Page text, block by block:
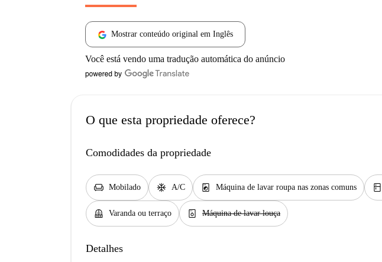
Mostrar conteúdo original em Inglês
Você está vendo uma tradução automática do anúncio
O que esta propriedade oferece?
Comodidades da propriedade
chair Mobilado ac_unit A/C local_laundry_service Máquina de lavar roupa nas zonas comuns kitchen
balcony Varanda ou terraço dishwasher_gen Máquina de lavar louça
Detalhes